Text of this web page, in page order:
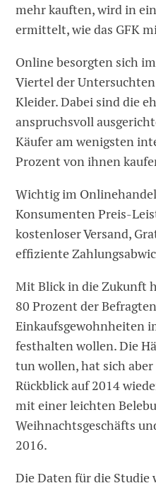
mehr kauften, wird in
ermittelt, wie das GFK
Online besorgten sich
Viertel der
Kleider. Dabei sind die
anspruchsvoll
Käufer am wenigsten
Prozent von ihnen
Wichtig im
Konsumenten Preis-
kostenloser Versand,
effiziente
Mit Blick in die Zukunft
80 Prozent der
Einkaufsgewohnheiten
festhalten wollen. Die
tun wollen, hat sich
Rückblick auf 2014
mit einer leichten
Weihnachtsgeschäfts
2016.
Die Daten für die Studie